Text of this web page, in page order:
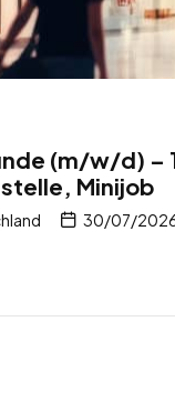
(m/w/d) –
Minijob
30/07/